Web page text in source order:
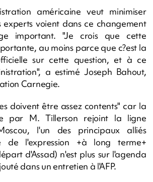
américaine veut minimiser
experts voient dans ce changement
important. "Je crois que cette
au moins parce que c?est la
sur cette question, et à ce
a estimé Joseph Bahout,
Carnegie.
doivent être assez contents" car la
par M. Tillerson rejoint la ligne
l'un des principaux alliés
de l'expression +à long terme+
d'Assad) n'est plus sur l'agenda
dans un entretien à l'AFP.